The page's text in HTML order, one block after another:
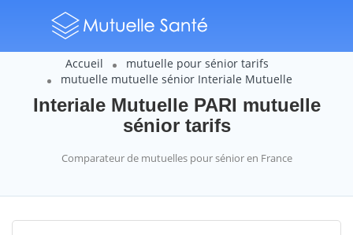
Accueil
mutuelle pour sénior tarifs
mutuelle mutuelle sénior Interiale Mutuelle
Interiale Mutuelle PARI mutuelle
sénior tarifs
Comparateur de mutuelles pour sénior en France